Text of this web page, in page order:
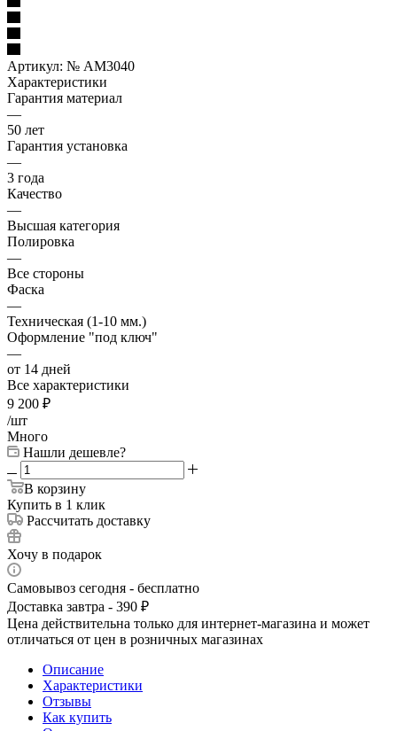
Артикул: № AM3040
Характеристики
Гарантия материал
—
50 лет
Гарантия установка
—
3 года
Качество
—
Высшая категория
Полировка
—
Все стороны
Фаска
—
Техническая (1-10 мм.)
Оформление "под ключ"
—
от 14 дней
Все характеристики
9 200 ₽
/шт
Много
Нашли дешевле?
В корзину
Купить в 1 клик
Рассчитать доставку
Хочу в подарок
Самовывоз сегодня - бесплатно
Доставка завтра - 390 ₽
Цена действительна только для интернет-магазина и может
отличаться от цен в розничных магазинах
Описание
Характеристики
Отзывы
Как купить